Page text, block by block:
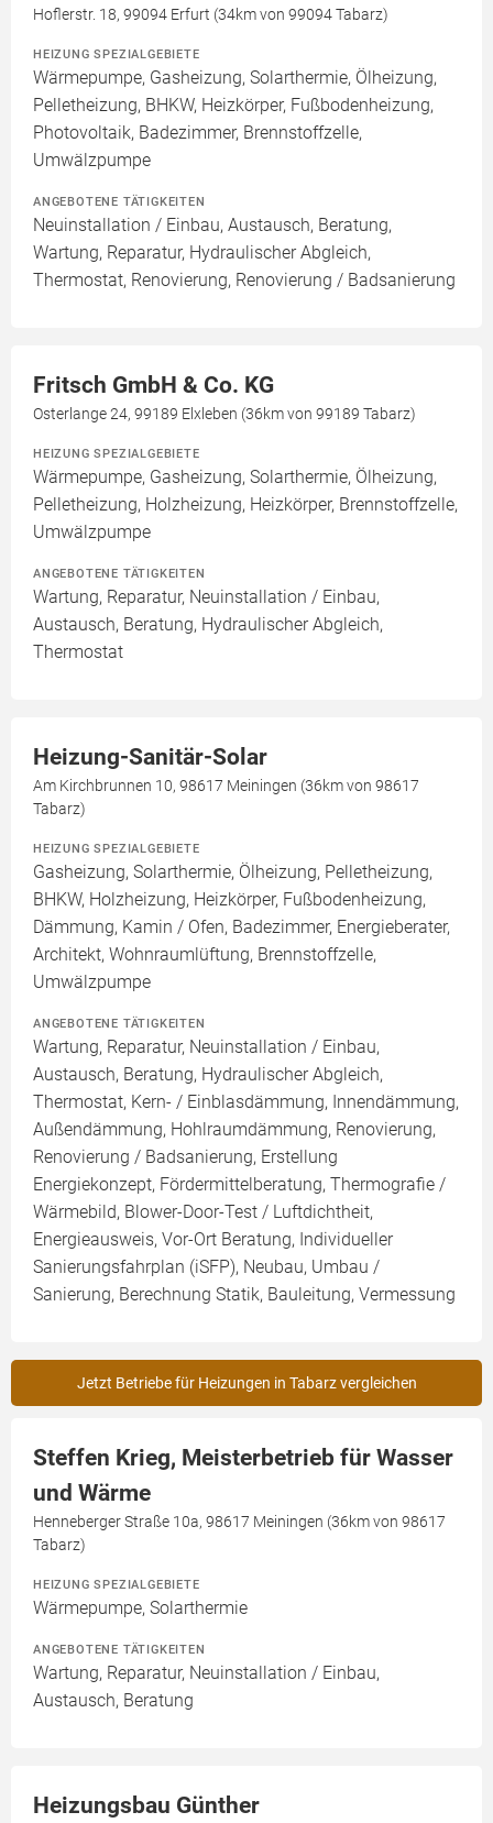
Hoflerstr. 18, 99094 Erfurt (34km von 99094 Tabarz)
HEIZUNG SPEZIALGEBIETE
Wärmepumpe, Gasheizung, Solarthermie, Ölheizung,
Pelletheizung, BHKW, Heizkörper, Fußbodenheizung,
Photovoltaik, Badezimmer, Brennstoffzelle,
Umwälzpumpe
ANGEBOTENE TÄTIGKEITEN
Neuinstallation / Einbau, Austausch, Beratung,
Wartung, Reparatur, Hydraulischer Abgleich,
Thermostat, Renovierung, Renovierung / Badsanierung
Fritsch GmbH & Co. KG
Osterlange 24, 99189 Elxleben (36km von 99189 Tabarz)
HEIZUNG SPEZIALGEBIETE
Wärmepumpe, Gasheizung, Solarthermie, Ölheizung,
Pelletheizung, Holzheizung, Heizkörper, Brennstoffzelle,
Umwälzpumpe
ANGEBOTENE TÄTIGKEITEN
Wartung, Reparatur, Neuinstallation / Einbau,
Austausch, Beratung, Hydraulischer Abgleich,
Thermostat
Heizung-Sanitär-Solar
Am Kirchbrunnen 10, 98617 Meiningen (36km von 98617
Tabarz)
HEIZUNG SPEZIALGEBIETE
Gasheizung, Solarthermie, Ölheizung, Pelletheizung,
BHKW, Holzheizung, Heizkörper, Fußbodenheizung,
Dämmung, Kamin / Ofen, Badezimmer, Energieberater,
Architekt, Wohnraumlüftung, Brennstoffzelle,
Umwälzpumpe
ANGEBOTENE TÄTIGKEITEN
Wartung, Reparatur, Neuinstallation / Einbau,
Austausch, Beratung, Hydraulischer Abgleich,
Thermostat, Kern- / Einblasdämmung, Innendämmung,
Außendämmung, Hohlraumdämmung, Renovierung,
Renovierung / Badsanierung, Erstellung
Energiekonzept, Fördermittelberatung, Thermografie /
Wärmebild, Blower-Door-Test / Luftdichtheit,
Energieausweis, Vor-Ort Beratung, Individueller
Sanierungsfahrplan (iSFP), Neubau, Umbau /
Sanierung, Berechnung Statik, Bauleitung, Vermessung
Jetzt Betriebe für Heizungen in Tabarz vergleichen
Steffen Krieg, Meisterbetrieb für Wasser
und Wärme
Henneberger Straße 10a, 98617 Meiningen (36km von 98617
Tabarz)
HEIZUNG SPEZIALGEBIETE
Wärmepumpe, Solarthermie
ANGEBOTENE TÄTIGKEITEN
Wartung, Reparatur, Neuinstallation / Einbau,
Austausch, Beratung
Heizungsbau Günther